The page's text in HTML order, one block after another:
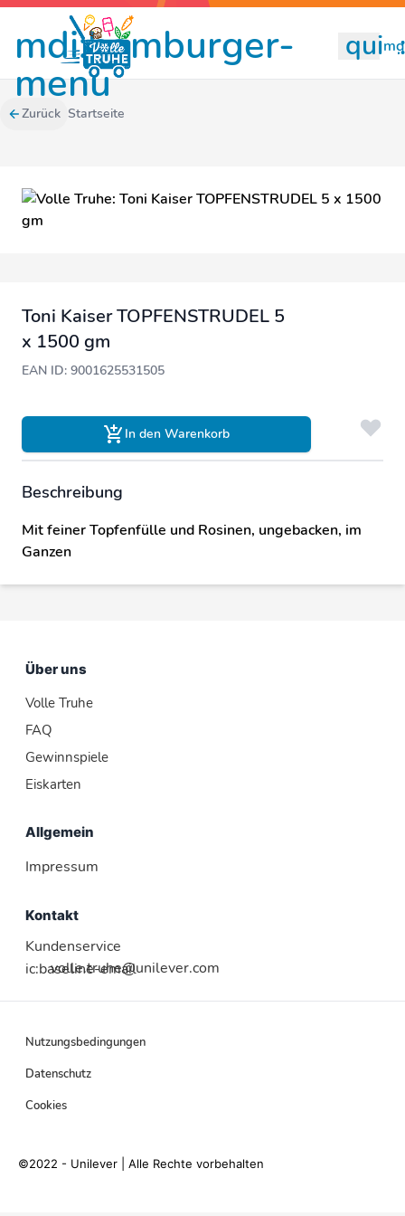
mdi:hamburger-
menu
Zurück Startseite
Toni Kaiser TOPFENSTRUDEL 5
x 1500 gm
EAN ID: 9001625531505
In den Warenkorb
Beschreibung
Mit feiner Topfenfülle und Rosinen, ungebacken, im
Ganzen
Über uns
Volle Truhe
FAQ
Gewinnspiele
Eiskarten
Allgemein
Impressum
Kontakt
Kundenservice
ic:baseline-email
volle.truhe@unilever.com
Nutzungsbedingungen
Datenschutz
Cookies
©2022 - Unilever | Alle Rechte vorbehalten